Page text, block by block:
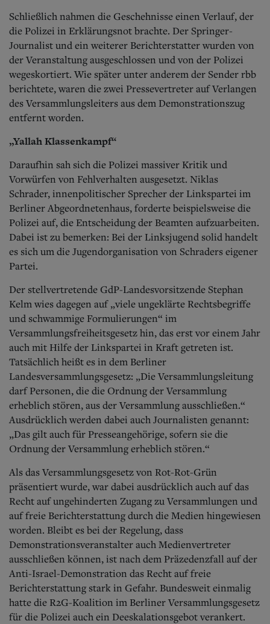
Schließlich nahmen die Geschehnisse einen Verlauf, der
die Polizei in Erklärungsnot brachte. Der Springer-
Journalist und ein weiterer Berichterstatter wurden von
der Veranstaltung ausgeschlossen und von der Polizei
wegeskortiert. Wie später unter anderem der Sender rbb
berichtete, waren die zwei Pressevertreter auf Verlangen
des Versammlungsleiters aus dem Demonstrationszug
entfernt worden.
„Yallah Klassenkampf“
Daraufhin sah sich die Polizei massiver Kritik und
Vorwürfen von Fehlverhalten ausgesetzt. Niklas
Schrader, innenpolitischer Sprecher der Linkspartei im
Berliner Abgeordnetenhaus, forderte beispielsweise die
Polizei auf, die Entscheidung der Beamten aufzuarbeiten.
Dabei ist zu bemerken: Bei der Linksjugend solid handelt
es sich um die Jugendorganisation von Schraders eigener
Partei.
Der stellvertretende GdP-Landesvorsitzende Stephan
Kelm wies dagegen auf „viele ungeklärte Rechtsbegriffe
und schwammige Formulierungen“ im
Versammlungsfreiheitsgesetz hin, das erst vor einem Jahr
auch mit Hilfe der Linkspartei in Kraft getreten ist.
Tatsächlich heißt es in dem Berliner
Landesversammlungsgesetz: „Die Versammlungsleitung
darf Personen, die die Ordnung der Versammlung
erheblich stören, aus der Versammlung ausschließen.“
Ausdrücklich werden dabei auch Journalisten genannt:
„Das gilt auch für Presseangehörige, sofern sie die
Ordnung der Versammlung erheblich stören.“
Als das Versammlungsgesetz von Rot-Rot-Grün
präsentiert wurde, war dabei ausdrücklich auch auf das
Recht auf ungehinderten Zugang zu Versammlungen und
auf freie Berichterstattung durch die Medien hingewiesen
worden. Bleibt es bei der Regelung, dass
Demonstrationsveranstalter auch Medienvertreter
ausschließen können, ist nach dem Präzedenzfall auf der
Anti-Israel-Demonstration das Recht auf freie
Berichterstattung stark in Gefahr. Bundesweit einmalig
hatte die R2G-Koalition im Berliner Versammlungsgesetz
für die Polizei auch ein Deeskalationsgebot verankert.